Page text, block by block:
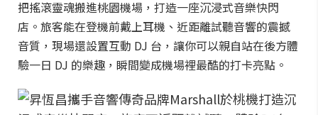
把搖滾靈魂搬進桃園機場，打造一座沉浸式音樂快閃
店。旅客能在登機前戴上耳機、近距離試聽音響的震撼
音質，現場還設置互動 DJ 台，讓你可以親自站在後方體
驗一日 DJ 的樂趣，瞬間變成機場裡最酷的打卡亮點。